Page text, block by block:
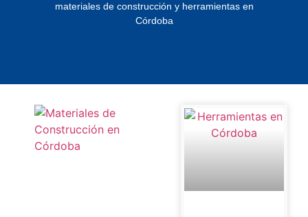
materiales de construcción y herramientas en
Córdoba